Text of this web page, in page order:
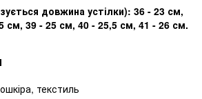
довжина устілки): 36 - 23 см,
см, 39 - 25 см, 40 - 25,5 см, 41 - 26 см.
текстиль